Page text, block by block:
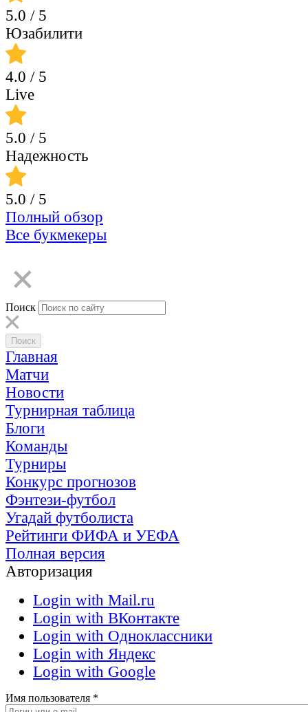
5.0 / 5
Юзабилити
4.0 / 5
Live
5.0 / 5
Надежность
5.0 / 5
Полный обзор
Все букмекеры
Поиск
Главная
Матчи
Новости
Турнирная таблица
Блоги
Команды
Турниры
Конкурс прогнозов
Фэнтези-футбол
Угадай футболиста
Рейтинги ФИФА и УЕФА
Полная версия
Авторизация
Login with Mail.ru
Login with ВКонтакте
Login with Одноклассники
Login with Яндекс
Login with Google
Имя пользователя *